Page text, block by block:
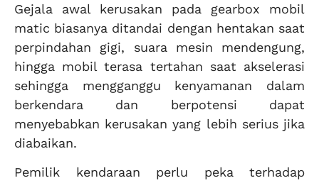
Gejala awal kerusakan pada gearbox mobil
matic biasanya ditandai dengan hentakan saat
perpindahan gigi, suara mesin mendengung,
hingga mobil terasa tertahan saat akselerasi
sehingga mengganggu kenyamanan dalam
berkendara dan berpotensi dapat
menyebabkan kerusakan yang lebih serius jika
diabaikan.
Pemilik kendaraan perlu peka terhadap